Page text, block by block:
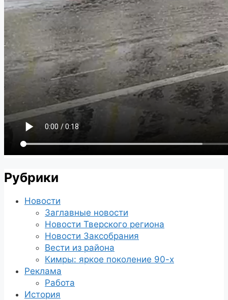
Рубрики
Новости
Заглавные новости
Новости Тверского региона
Новости Заксобрания
Вести из района
Кимры: яркое поколение 90-х
Реклама
Работа
История